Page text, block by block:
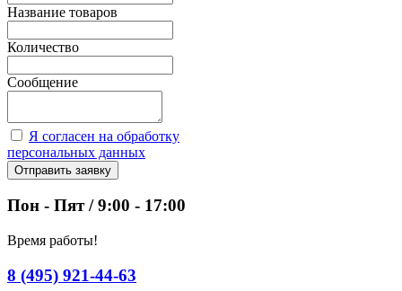
Название товаров
Количество
Сообщение
Я согласен на обработку
персональных данных
Отправить заявку
Пон - Пят / 9:00 - 17:00
Время работы!
8 (495) 921-44-63